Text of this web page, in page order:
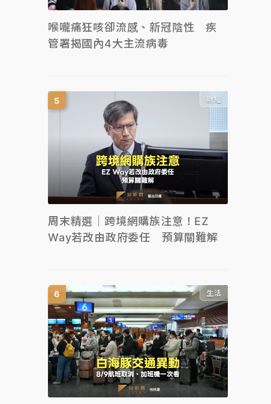
喉嚨痛狂咳卻流感、新冠陰性 疾
管署揭國內4大主流病毒
財經
周末精選｜跨境網購族注意！EZ
Way若改由政府委任 預算關難解
生活